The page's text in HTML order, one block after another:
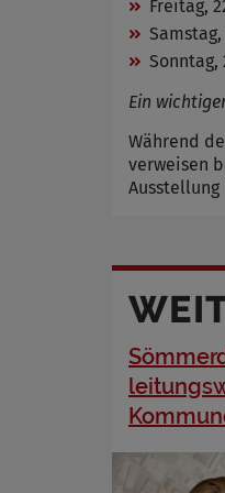
Freitag,
Samstag,
Sonntag,
Ein
Während
verweisen